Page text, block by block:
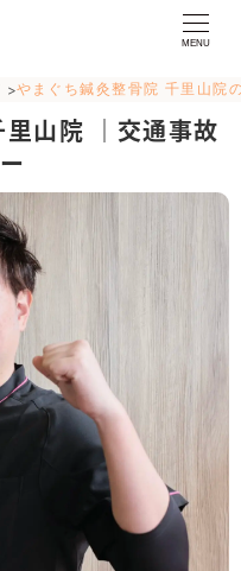
MENU
>やまぐち鍼灸整骨院 千里山院
山院 ｜交通事故